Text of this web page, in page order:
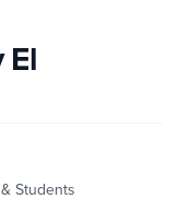
Students